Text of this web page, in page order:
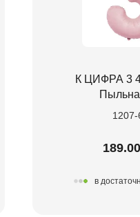
К ЦИФРА 3
1207-
в